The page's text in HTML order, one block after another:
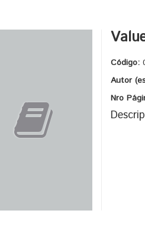
Código:
Autor
Nro